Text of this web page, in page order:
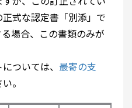
式な認定書「別添」で
場合、この書類のみが
ついては、 最寄の支
。